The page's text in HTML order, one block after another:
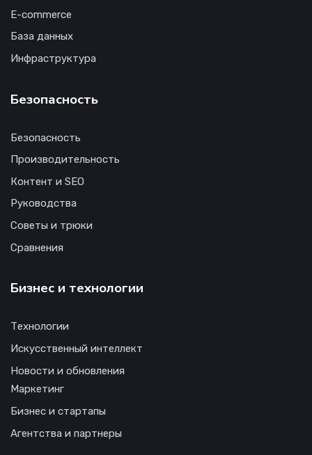
E-commerce
База данных
Инфраструктура
Безопасность
Безопасность
Производительность
Контент и SEO
Руководства
Советы и трюки
Сравнения
Бизнес и технологии
Технологии
Искусственный интеллект
Новости и обновления
Маркетинг
Бизнес и стартапы
Агентства и партнеры